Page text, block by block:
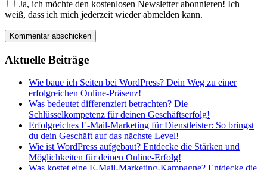
Ja, ich möchte den kostenlosen Newsletter abonnieren! Ich
weiß, dass ich mich jederzeit wieder abmelden kann.
Aktuelle Beiträge
Wie baue ich Seiten bei WordPress? Dein Weg zu einer
erfolgreichen Online-Präsenz!
Was bedeutet differenziert betrachten? Die
Schlüsselkompetenz für deinen Geschäftserfolg!
Erfolgreiches E-Mail-Marketing für Dienstleister: So bringst
du dein Geschäft auf das nächste Level!
Wie ist WordPress aufgebaut? Entdecke die Stärken und
Möglichkeiten für deinen Online-Erfolg!